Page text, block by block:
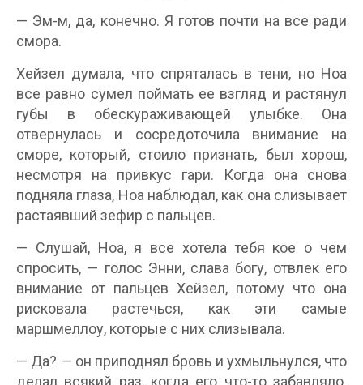
— Эм-м, да, конечно. Я готов почти на все ради
смора.
Хейзел думала, что спряталась в тени, но Ноа
все равно сумел поймать ее взгляд и растянул
губы в обескураживающей улыбке. Она
отвернулась и сосредоточила внимание на
сморе, который, стоило признать, был хорош,
несмотря на привкус гари. Когда она снова
подняла глаза, Ноа наблюдал, как она слизывает
растаявший зефир с пальцев.
— Слушай, Ноа, я все хотела тебя кое о чем
спросить, — голос Энни, слава богу, отвлек его
внимание от пальцев Хейзел, потому что она
рисковала растечься, как эти самые
маршмеллоу, которые с них слизывала.
— Да? — он приподнял бровь и ухмыльнулся, что
делал всякий раз, когда его что-то забавляло.